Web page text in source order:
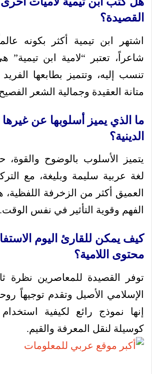
القصيدة؟
اشتهر ابن تيمية أكثر بكونه
شاعراً، تعتبر “لامية ابن
تنسب إليه، وتتميز بطابعها
متانة العقيدة وجمالية الشعر
ما الذي يميز أسلوبها عن
الدينية؟
يتميز الأسلوب بالوضوح
لغة عربية سليمة وبليغة، مع
العميق أكثر من الزخرفة اللفظية،
الفهم وقوية التأثير في نفس الوقت.
كيف يمكن للقارئ اليوم
محتوى اللامية؟
توفر القصيدة للمعاصرين نظرة
الإسلامي الأصيل وتقدم توجيهاً
إنها نموذج رائع لكيفية
كوسيلة لنقل المعرفة والقيم.